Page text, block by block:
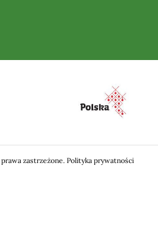
zastrzeżone. Polityka prywatności